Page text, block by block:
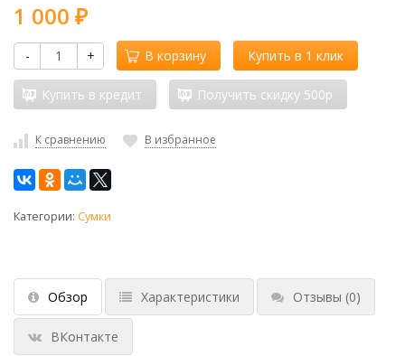
1 000 ₽
- + В корзину Купить в 1 клик
Купить в кредит Получить скидку 500р
К сравнению В избранное
Категории: Сумки
Обзор Характеристики Отзывы (0)
ВКонтакте